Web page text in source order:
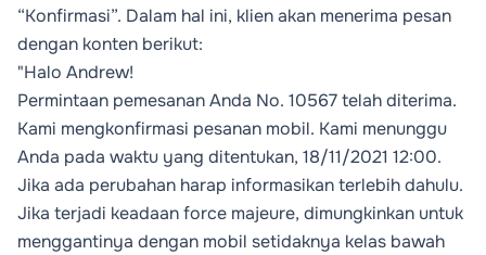
“Konfirmasi”. Dalam hal ini, klien akan menerima pesan
dengan konten berikut:
"Halo Andrew!
Permintaan pemesanan Anda No. 10567 telah diterima.
Kami mengkonfirmasi pesanan mobil. Kami menunggu
Anda pada waktu yang ditentukan, 18/11/2021 12:00.
Jika ada perubahan harap informasikan terlebih dahulu.
Jika terjadi keadaan force majeure, dimungkinkan untuk
menggantinya dengan mobil setidaknya kelas bawah